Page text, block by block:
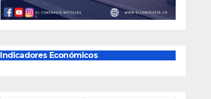
Indicadores Económicos